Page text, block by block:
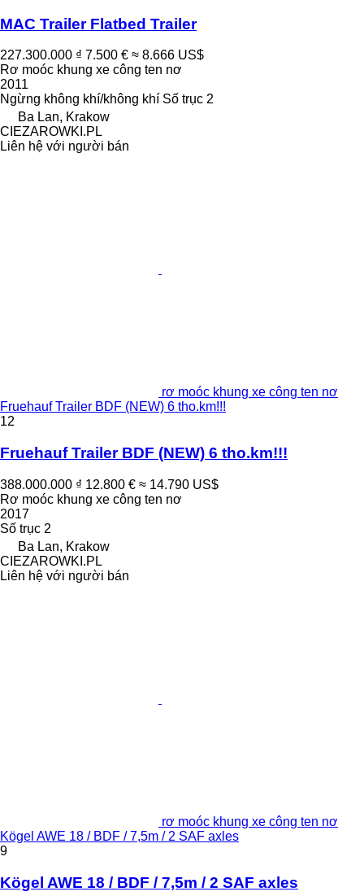
MAC Trailer Flatbed Trailer
227.300.000 ₫ 7.500 € ≈ 8.666 US$
Rơ moóc khung xe công ten nơ
2011
Ngừng không khí/không khí Số trục 2
Ba Lan, Krakow
CIEZAROWKI.PL
Liên hệ với người bán
rơ moóc khung xe công ten nơ
Fruehauf Trailer BDF (NEW) 6 tho.km!!!
12
Fruehauf Trailer BDF (NEW) 6 tho.km!!!
388.000.000 ₫ 12.800 € ≈ 14.790 US$
Rơ moóc khung xe công ten nơ
2017
Số trục 2
Ba Lan, Krakow
CIEZAROWKI.PL
Liên hệ với người bán
rơ moóc khung xe công ten nơ
Kögel AWE 18 / BDF / 7,5m / 2 SAF axles
9
Kögel AWE 18 / BDF / 7,5m / 2 SAF axles